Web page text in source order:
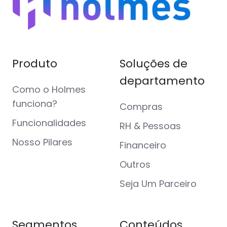
Produto
Como o Holmes
funciona?
Funcionalidades
Nosso Pilares
Soluções de
departamento
Compras
RH & Pessoas
Financeiro
Outros
Seja Um Parceiro